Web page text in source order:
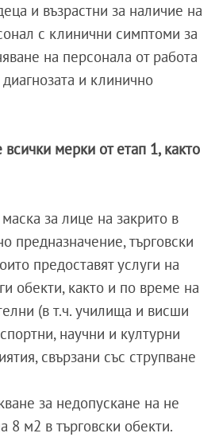
и възрастни за наличие на
с клинични симптоми за
на персонала от работа
и клинично
всички мерки от етап 1, както
за лице на закрито в
предназначение, търговски
предоставят услуги на
обекти, както и по време на
(в т.ч. училища и висши
научни и културни
свързани със струпване
за недопускане на не
8 м2 в търговски обекти.